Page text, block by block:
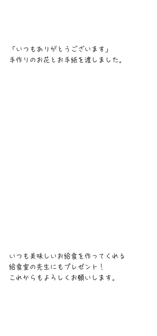
「いつもありがとうございます」
手作りのお花とお手紙を渡しました。
いつも美味しいお給食を作ってくれる
給食室の先生にもプレゼント！
これからもよろしくお願いします。